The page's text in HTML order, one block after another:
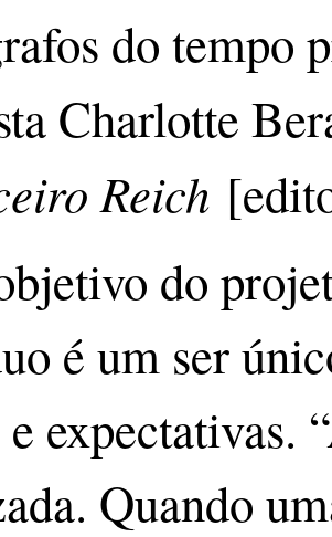
do tempo
Charlotte
Reich
do
é um ser
e expectativas.
Quando